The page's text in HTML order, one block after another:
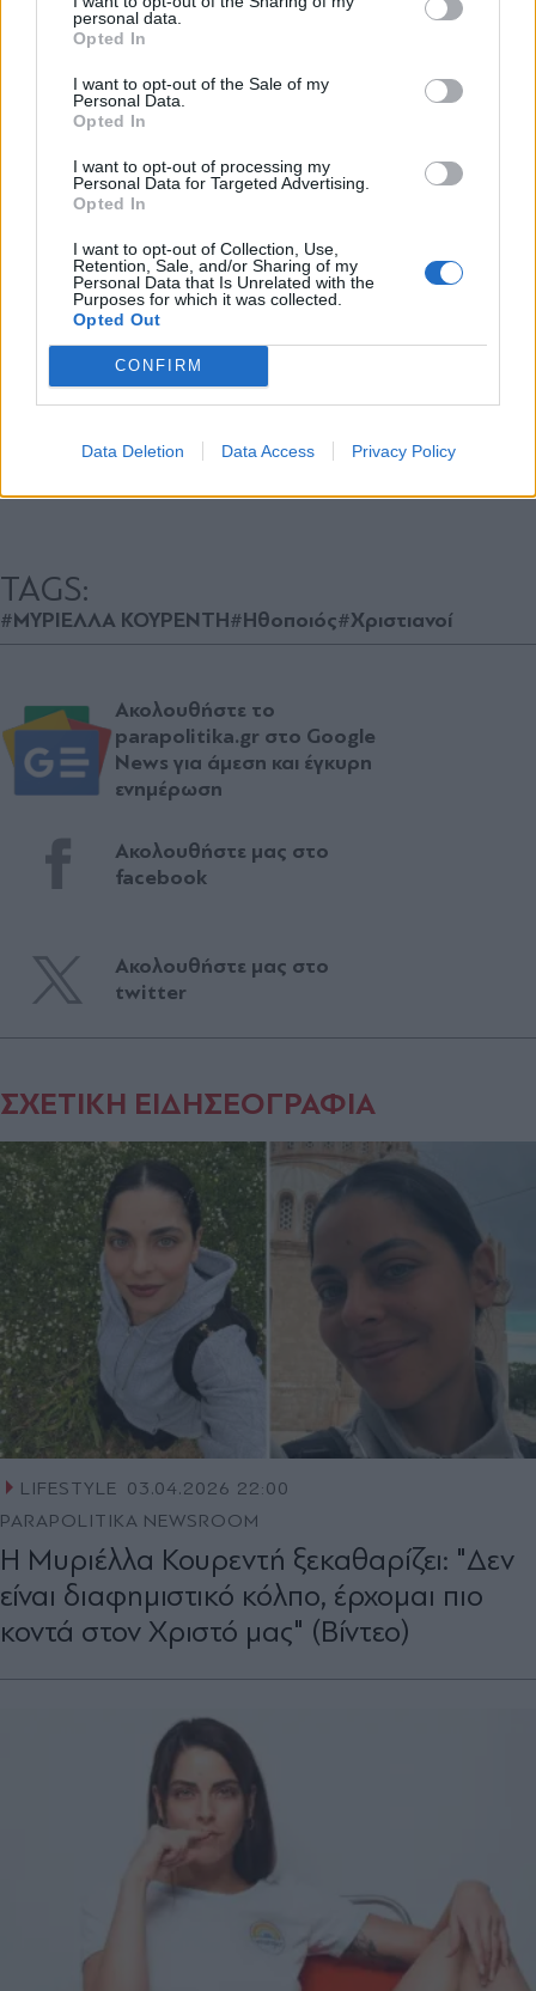
personal data.
Opted In
I want to opt-out of the Sale of my
Personal Data.
Opted In
I want to opt-out of processing my
Personal Data for Targeted Advertising.
Opted In
I want to opt-out of Collection, Use,
Retention, Sale, and/or Sharing of my
Personal Data that Is Unrelated with the
Purposes for which it was collected.
Opted Out
CONFIRM
Data Deletion Data Access Privacy Policy
@myriellakourentiΑχ… Να ακούγαμε
μόνο αυτό στο κεφάλι μας… όλα θα
πήγαιναν καλά… 🥹💜🪽
#κυριε_ιησού_χριστε_ελεησον_με
original sound - MYRIELLA 𓂃 ࣪˖
@myriellakourenti
Από Εκείνον για
Εκείνον @MYRIELLA+JOHN
#κυριε_ιησού_χριστε_ελεησον_με
#christianity #χριστιανισμός #orthodox
#χριστουγεννα #christmas
πρωτότυπος ήχος - MYRIELLA 𓂃 ࣪˖
TAGS:
#ΜΥΡΙΕΛΛΑ ΚΟΥΡΕΝΤΗ#Ηθοποιός#Χριστιανοί
Ακολουθήστε το
parapolitika.gr στο Google
News για άμεση και έγκυρη
ενημέρωση
Ακολουθήστε μας στο
facebook
Ακολουθήστε μας στο
twitter
ΣΧΕΤΙΚΗ ΕΙΔΗΣΕΟΓΡΑΦΙΑ
LIFESTYLE
03.04.2026 22:00
PARAPOLITIKA NEWSROOM
Η Μυριέλλα Κουρεντή ξεκαθαρίζει: "Δεν
είναι διαφημιστικό κόλπο, έρχομαι πιο
κοντά στον Χριστό μας" (Βίντεο)
Αποδέχομαι τους
και την πολιτική απορρήτου
X